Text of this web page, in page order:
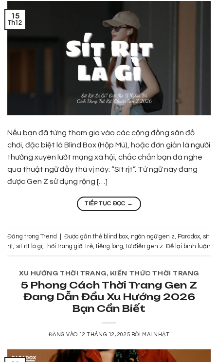
15
Th12
Nếu bạn đã từng tham gia vào các cộng đồng săn đồ
chơi, đặc biệt là Blind Box (Hộp Mù), hoặc đơn giản là người
thường xuyên lướt mạng xã hội, chắc chắn bạn đã nghe
qua thuật ngữ đầy thú vị này: “Sít rịt”. Từ ngữ này đang
được Gen Z sử dụng rộng […]
TIẾP TỤC ĐỌC →
Đăng trong Trend Được gắn thẻ blind box, ngôn ngữ gen z, Paradox, sít
rịt, sít rịt là gì,thời trang giới trẻ,tiếng lóng,từ điển gen z Để lại bình luận
XU HƯỚNG THỜI TRANG, KIẾN THỨC THỜI TRANG
5 Phong Cách Thời Trang Gen Z
Đang Dẫn Đầu Xu Hướng 2026
Bạn Cần Biết
ĐĂNG VÀO 12 THÁNG 12, 2025 BỞI MAI NHẬT